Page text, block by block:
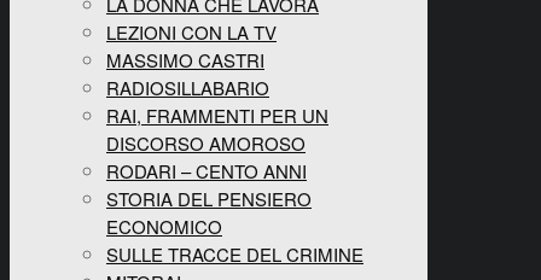
LEZIONI CON LA TV
MASSIMO CASTRI
RADIOSILLABARIO
RAI, FRAMMENTI PER UN
DISCORSO AMOROSO
RODARI – CENTO ANNI
STORIA DEL PENSIERO
ECONOMICO
SULLE TRACCE DEL CRIMINE